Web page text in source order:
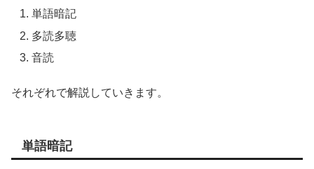
単語暗記
多読多聴
音読
それぞれで解説していきます。
単語暗記